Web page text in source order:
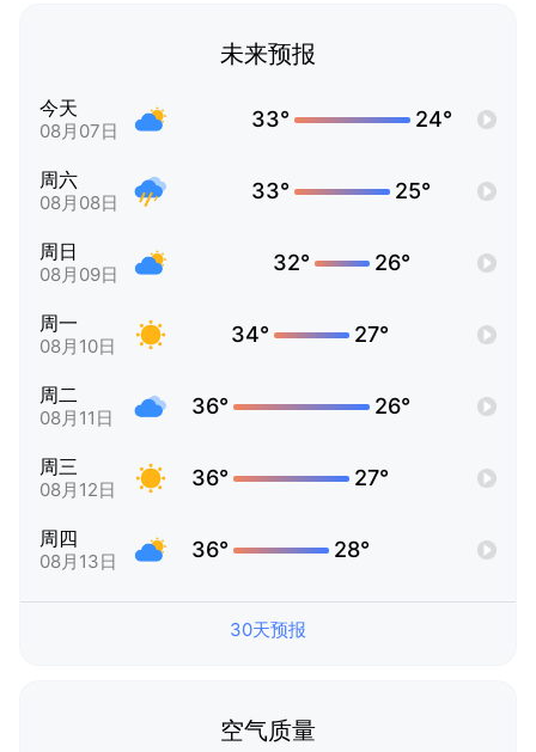
未来预报
今天
08月07日 33° 24°
周六
08月08日 33° 25°
周日
08月09日 32° 26°
周一
08月10日 34° 27°
周二
08月11日 36° 26°
周三
08月12日 36° 27°
周四
08月13日 36° 28°
30天预报
空气质量